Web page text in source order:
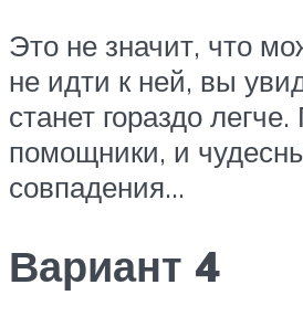
Это не значит, что
не идти к ней, вы
станет гораздо
помощники, и
совпадения…
Вариант 4